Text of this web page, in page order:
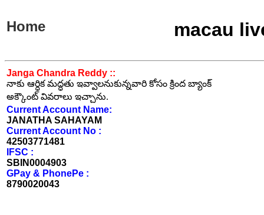
Home macau
Janga Chandra Reddy ::
నాకు ఆర్ధిక మద్ధతు ఇవ్వాలనుకున్నవారి కోసం క్రింద బ్యాంక్
అక్కౌంట్ వివరాలు ఇచ్చాను.
Current Account Name:
JANATHA SAHAYAM
Current Account No :
42503771481
IFSC :
SBIN0004903
GPay & PhonePe :
8790020043